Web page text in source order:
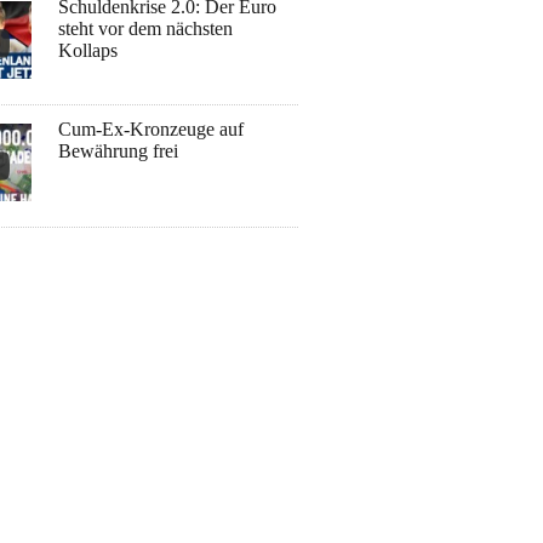
Schuldenkrise 2.0: Der Euro
steht vor dem nächsten
Kollaps
Cum-Ex-Kronzeuge auf
Bewährung frei